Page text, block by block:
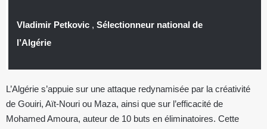
Vladimir Petkovic , Sélectionneur national de
l’Algérie
L’Algérie s’appuie sur une attaque redynamisée par la créativité
de Gouiri, Aït-Nouri ou Maza, ainsi que sur l’efficacité de
Mohamed Amoura, auteur de 10 buts en éliminatoires. Cette